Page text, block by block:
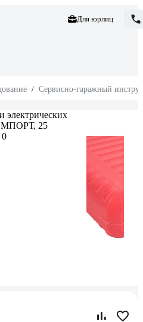
Для юрлиц
/ Сервисно-гаражный